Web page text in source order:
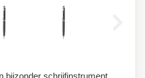
bijzonder schrijfinstrument